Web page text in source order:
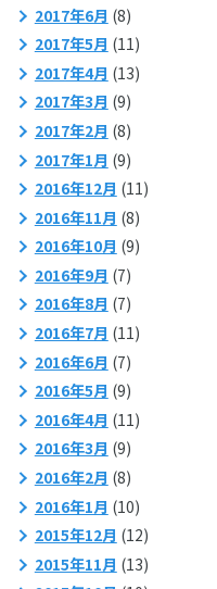
2017年6月 (8)
2017年5月 (11)
2017年4月 (13)
2017年3月 (9)
2017年2月 (8)
2017年1月 (9)
2016年12月 (11)
2016年11月 (8)
2016年10月 (9)
2016年9月 (7)
2016年8月 (7)
2016年7月 (11)
2016年6月 (7)
2016年5月 (9)
2016年4月 (11)
2016年3月 (9)
2016年2月 (8)
2016年1月 (10)
2015年12月 (12)
2015年11月 (13)